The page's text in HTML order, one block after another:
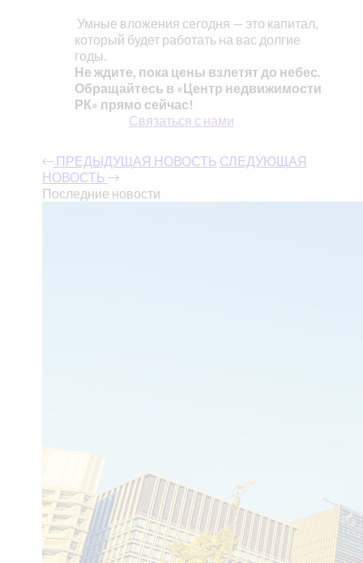
Умные вложения сегодня — это капитал,
который будет работать на вас долгие
годы.
Не ждите, пока цены взлетят до небес.
Обращайтесь в «Центр недвижимости
РК» прямо сейчас!
Связаться с нами
ПРЕДЫДУЩАЯ НОВОСТЬ СЛЕДУЮЩАЯ
НОВОСТЬ
Последние новости